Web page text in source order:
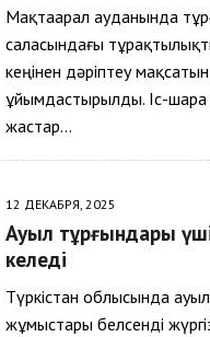
Мақтаарал ауданында
саласындағы
кеңінен дәріптеу
ұйымдастырылды. Іс-шара
жастар…
12 ДЕКАБРЯ, 2025
Ауыл тұрғындары
келеді
Түркістан облысында
жұмыстары белсенді